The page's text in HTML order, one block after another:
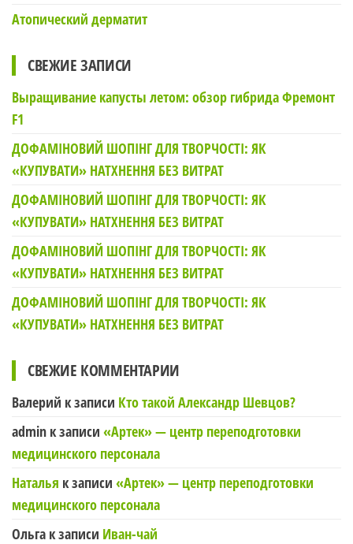
Атопический дерматит
СВЕЖИЕ ЗАПИСИ
Выращивание капусты летом: обзор гибрида Фремонт
F1
ДОФАМІНОВИЙ ШОПІНГ ДЛЯ ТВОРЧОСТІ: ЯК
«КУПУВАТИ» НАТХНЕННЯ БЕЗ ВИТРАТ
ДОФАМІНОВИЙ ШОПІНГ ДЛЯ ТВОРЧОСТІ: ЯК
«КУПУВАТИ» НАТХНЕННЯ БЕЗ ВИТРАТ
ДОФАМІНОВИЙ ШОПІНГ ДЛЯ ТВОРЧОСТІ: ЯК
«КУПУВАТИ» НАТХНЕННЯ БЕЗ ВИТРАТ
ДОФАМІНОВИЙ ШОПІНГ ДЛЯ ТВОРЧОСТІ: ЯК
«КУПУВАТИ» НАТХНЕННЯ БЕЗ ВИТРАТ
СВЕЖИЕ КОММЕНТАРИИ
Валерий к записи Кто такой Александр Шевцов?
admin к записи «Артек» — центр переподготовки
медицинского персонала
Наталья к записи «Артек» — центр переподготовки
медицинского персонала
Ольга к записи Иван-чай